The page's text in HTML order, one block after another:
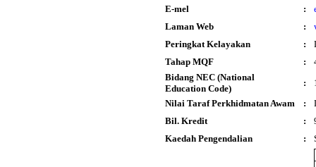
E-mel
:
Laman Web
:
Peringkat Kelayakan
:
Tahap MQF
:
Bidang NEC (National
Education Code)
:
Nilai Taraf Perkhidmatan Awam
:
Bil. Kredit
:
Kaedah Pengendalian
: